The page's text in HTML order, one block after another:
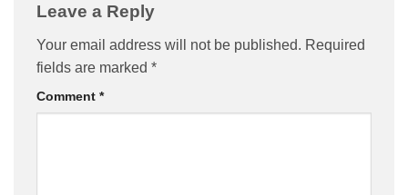
Leave a Reply
Your email address will not be published. Required
fields are marked *
Comment *